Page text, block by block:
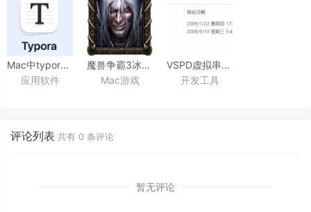
Mac中typora配置图片上传到服务器
应用软件
魔兽争霸3冰封王座Warcraft
III for mac
Mac游戏
VSPD虚拟串口软件安装及使用
开发工具
评论列表 共有 0 条评论
暂无评论